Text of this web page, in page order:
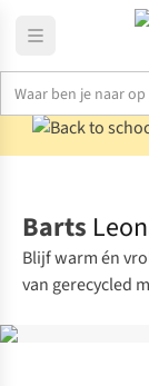
Barts
Blijf warm én
van gerecycled